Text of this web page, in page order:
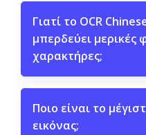
Γιατί το OCR
μπερδεύει μερικές
χαρακτήρες;
Ποιο είναι το
εικόνας;